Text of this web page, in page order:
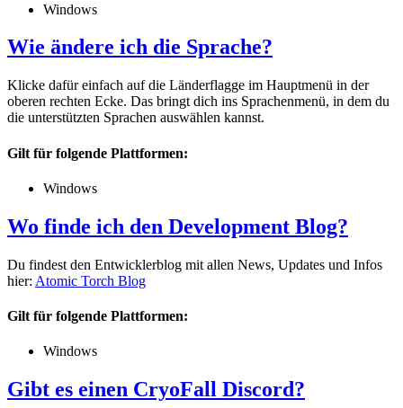
Windows
Wie ändere ich die Sprache?
Klicke dafür einfach auf die Länderflagge im Hauptmenü in der
oberen rechten Ecke. Das bringt dich ins Sprachenmenü, in dem du
die unterstützten Sprachen auswählen kannst.
Gilt für folgende Plattformen:
Windows
Wo finde ich den Development Blog?
Du findest den Entwicklerblog mit allen News, Updates und Infos
hier: Atomic Torch Blog
Gilt für folgende Plattformen:
Windows
Gibt es einen CryoFall Discord?